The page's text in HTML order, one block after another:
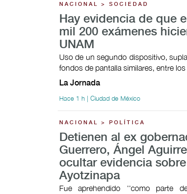
NACIONAL > SOCIEDAD
Hay evidencia de que
mil 200 exámenes
UNAM
Uso de un segundo dispositivo,
fondos de pantalla similares, entre
La Jornada
Hace 1 h | Ciudad de México
NACIONAL > POLÍTICA
Detienen al ex
Guerrero, Ángel
ocultar evidencia
Ayotzinapa
Fue aprehendido ''como parte